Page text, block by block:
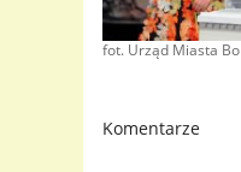
fot. Urząd Miasta
Komentarze